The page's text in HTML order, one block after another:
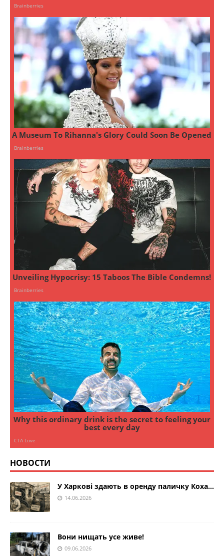
НОВОСТИ
У Харкові здають в оренду паличку Коха…
14.06.2026
Вони нищать усе живе!
09.06.2026